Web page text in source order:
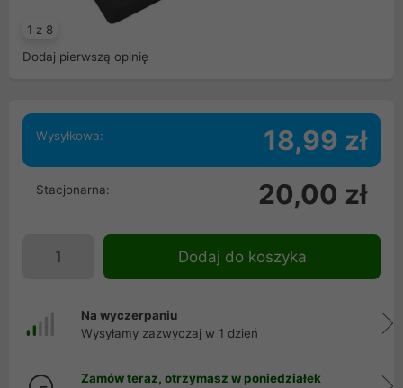
1 z 8
Dodaj pierwszą opinię
Wysyłkowa: 18,99 zł
Stacjonarna: 20,00 zł
Dodaj do koszyka
Na wyczerpaniu
Wysyłamy zazwyczaj w 1 dzień
Zamów teraz, otrzymasz w poniedziałek